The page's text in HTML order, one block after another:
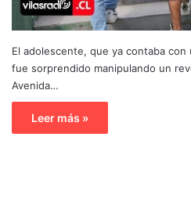
El adolescente, que ya contaba
fue sorprendido manipulando un
Avenida…
Leer más »